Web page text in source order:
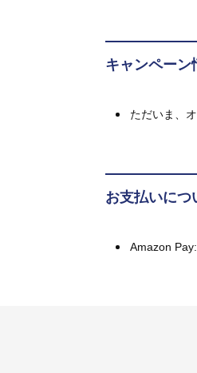
キャンペーン
ただいま、
お支払いにつ
Amazon